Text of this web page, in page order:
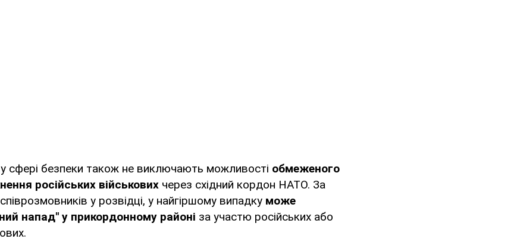
сфері безпеки також не виключають можливості обмеженого
російських військових через східний кордон НАТО. За
у розвідці, у найгіршому випадку може
напад" у прикордонному районі за участю російських або